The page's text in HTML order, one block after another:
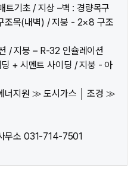
기초 / 지상 –벽 : 경량목구
목(내벽) / 지붕 - 2×8 구조
/ 지붕 – R-32 인슐레이션
+ 시멘트 사이딩 / 지붕 - 아
너지원 ≫ 도시가스 │ 조경 ≫
무소 031-714-7501